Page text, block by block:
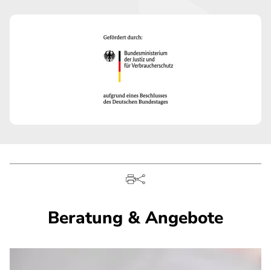
Beratung & Angebote